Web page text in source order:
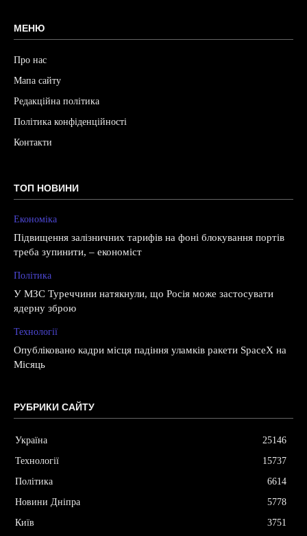
МЕНЮ
Про нас
Мапа сайту
Редакційна політика
Політика конфіденційності
Контакти
ТОП НОВИНИ
Економіка
Підвищення залізничних тарифів на фоні блокування портів
треба зупинити, – економіст
Політика
У МЗС Туреччини натякнули, що Росія може застосувати
ядерну зброю
Технології
Опубліковано кадри місця падіння уламків ракети SpaceX на
Місяць
РУБРИКИ САЙТУ
Україна
25146
Технології
15737
Політика
6614
Новини Дніпра
5778
Київ
3751